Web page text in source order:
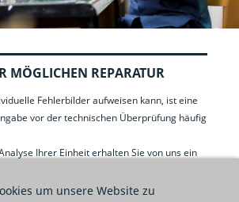
MÖGLICHEN REPARATUR
Fehlerbilder aufweisen kann, ist eine
vor der technischen Überprüfung häufig
Ihrer Einheit erhalten Sie von uns ein
Erst danach entscheiden Sie, ob die
um unsere Website zu